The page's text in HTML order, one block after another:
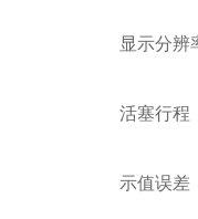
显示分辨
活塞行程
示值误差